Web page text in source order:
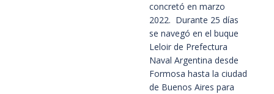
concretó en marzo
2022. Durante 25 días
se navegó en el buque
Leloir de Prefectura
Naval Argentina desde
Formosa hasta la ciudad
de Buenos Aires para